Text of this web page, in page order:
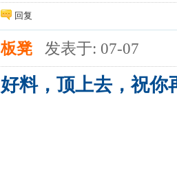
回复
板凳 发表于: 07-07
好料，顶上去，祝你